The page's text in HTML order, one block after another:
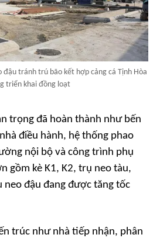
đậu tránh trú bão kết hợp cảng cá Tịnh Hòa
triển khai đồng loạt
trọng đã hoàn thành như bến
điều hành, hệ thống phao
nội bộ và công trình phụ
gồm kè K1, K2, trụ neo tàu,
neo đậu đang được tăng tốc
trúc như nhà tiếp nhận, phân